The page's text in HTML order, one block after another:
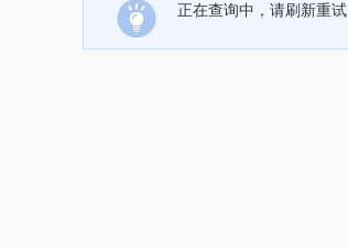
正在查询中，请刷新重试